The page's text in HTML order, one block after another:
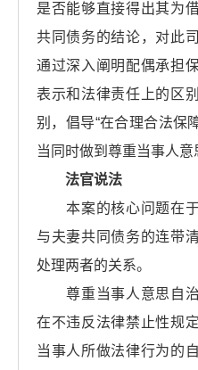
是否能够直接得出其为
共同债务的结论，对此
通过深入阐明配偶承担
表示和法律责任上的区
别，倡导“在合理合法保
当同时做到尊重当事人意
法官说法
本案的核心问题在于
与夫妻共同债务的连带
处理两者的关系。
尊重当事人意思自治
在不违反法律禁止性规
当事人所做法律行为的